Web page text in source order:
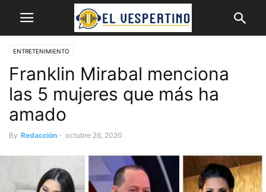
ENTRETENIMIENTO
Franklin Mirabal menciona
las 5 mujeres que más ha
amado
By Redacción - octubre 26, 2020